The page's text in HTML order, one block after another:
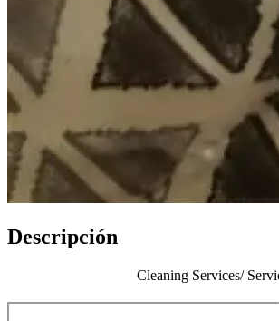
Descripción
Cleaning Services/